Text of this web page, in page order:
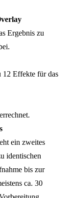
Ergebnis zu
12 Effekte für das
ein zweites
identischen
bis zur
ca. 30